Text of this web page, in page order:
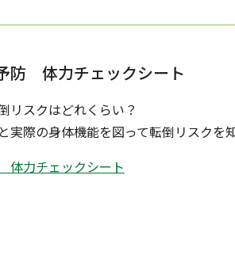
防 体力チェックシート
リスクはどれくらい？
実際の身体機能を図って転倒リスクを
力チェックシート